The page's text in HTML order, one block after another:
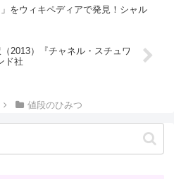
をウィキペディアで発見！シャル
2013）『チャネル・スチュワ
ド社
値段のひみつ